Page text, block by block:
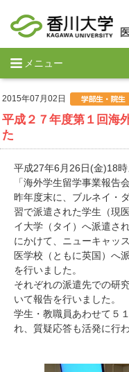
メニュー
2015年07月02日
平成２７年度第１回海
た
平成27年6月26日(金)18時
「海外学生留学事業報告
昨年度末に、ブルネイ・
習で派遣された学生（現
イ大学（タイ）へ派遣さ
にかけて、ニューキャッ
医学校（ともに英国）へ
を行いました。
それぞれの派遣先での研
いて報告を行いました。
学生・教職員あわせて５
れ、質疑応答も活発に行